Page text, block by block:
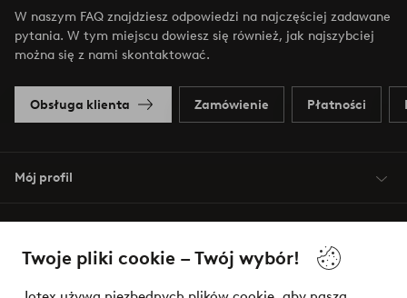
Twoje pliki cookie – Twój wybór!
W naszym FAQ znajdziesz odpowiedzi na najczęściej zadawane
pytania. W tym miejscu dowiesz się również, jak najszybciej
można się z nami skontaktować.
Obsługa klienta Zamówienie Płatności
Mój profil